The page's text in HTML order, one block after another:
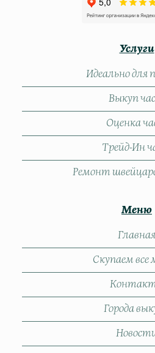
Услуги
Идеально для
Выкуп
Оценка
Трейд-Ин
Ремонт
Меню
Главная
Скупаем все
Города